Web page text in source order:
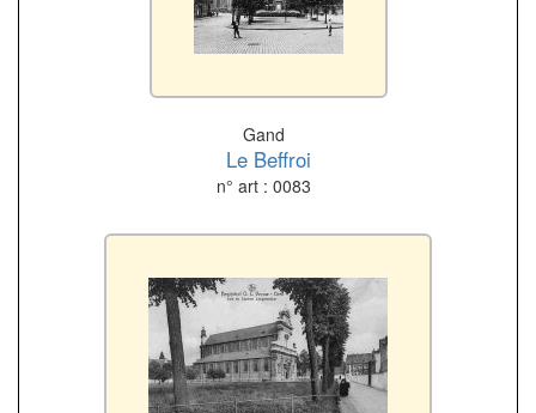
Gand
Le Beffroi
n° art : 0083